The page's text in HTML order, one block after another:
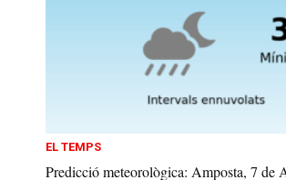
EL TEMPS
Predicció meteorològica: Amposta, 7 de